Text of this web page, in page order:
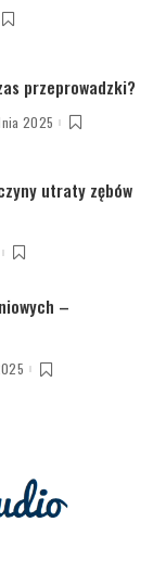
przeprowadzki?
2025
utraty zębów
–